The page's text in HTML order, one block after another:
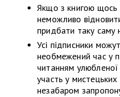
Якщо з книгою щось
неможливо
придбати таку саму
Усі підписники
необмежений час у
читанням
участь у мистецьких
незабаром